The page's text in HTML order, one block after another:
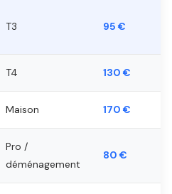
T3 95 €
T4 130 €
Maison 170 €
Pro /
déménagement
80 €